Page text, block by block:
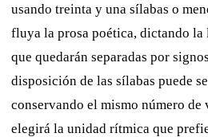
usando treinta y una sílabas o
fluya la prosa poética, dictando la
que quedarán separadas por
disposición de las sílabas puede
conservando el mismo número
elegirá la unidad rítmica que